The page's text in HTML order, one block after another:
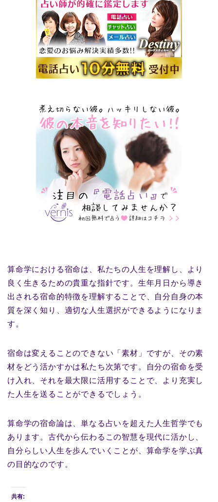
算命学における宿命は、私たちの人生を理解し、より
良く生きるための貴重な指針です。生年月日から導き
出される宿命的特徴を理解することで、自分自身の本
質を深く知り、適切な人生選択ができるようになりま
す。
宿命は変えることのできない「素材」ですが、その素
材をどう活かすかは私たち次第です。自分の宿命を受
け入れ、それを最大限に活用することで、より充実し
た人生を送ることができるでしょう。
算命学の宿命論は、単なる占いを超えた人生哲学でも
あります。古代から伝わるこの智慧を現代に活かし、
自分らしい人生を歩んでいくことが、算命学を学ぶ真
の目的なのです。
共有: